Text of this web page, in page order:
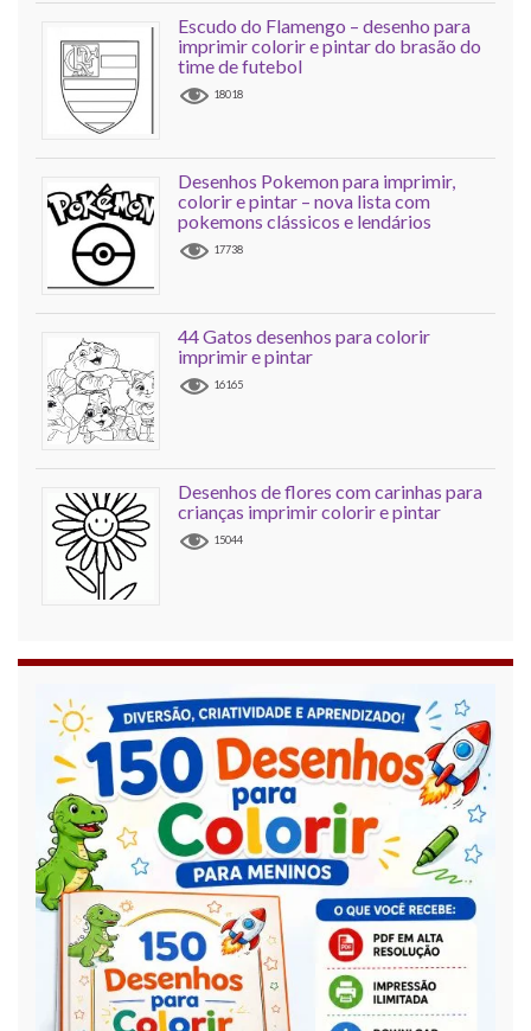
Escudo do Flamengo – desenho para
imprimir colorir e pintar do brasão do
time de futebol
18018
Desenhos Pokemon para imprimir,
colorir e pintar – nova lista com
pokemons clássicos e lendários
17738
44 Gatos desenhos para colorir
imprimir e pintar
16165
Desenhos de flores com carinhas para
crianças imprimir colorir e pintar
15044